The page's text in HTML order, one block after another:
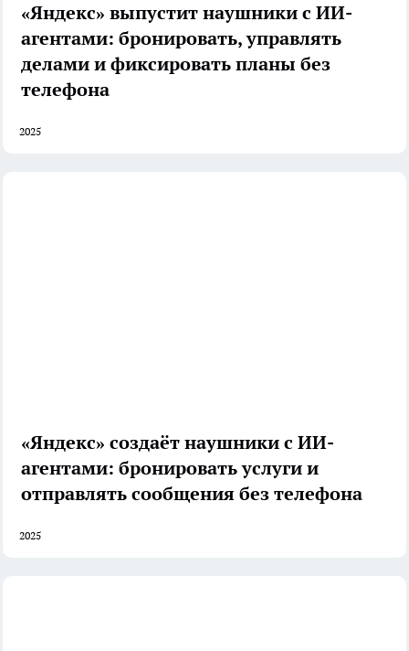
«Яндекс» выпустит наушники с ИИ-
агентами: бронировать, управлять
делами и фиксировать планы без
телефона
2025
«Яндекс» создаёт наушники с ИИ-
агентами: бронировать услуги и
отправлять сообщения без телефона
2025